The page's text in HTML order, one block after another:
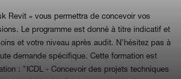
Revit » vous permettra de concevoir vos
Le programme est donné à titre indicatif et
et votre niveau après audit. N’hésitez pas à
demande spécifique. Cette formation est
: "ICDL - Concevoir des projets techniques